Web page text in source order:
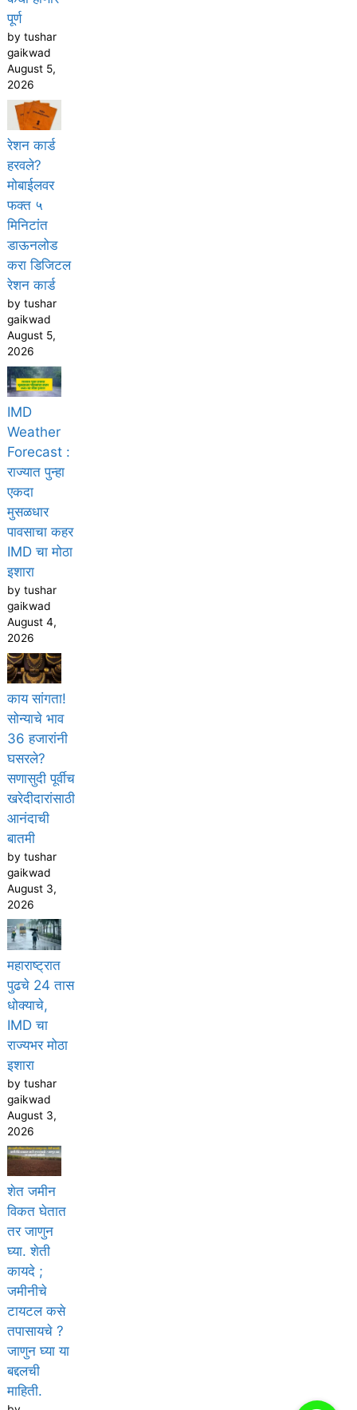
पूर्ण
by tushar
gaikwad
August 5,
2026
रेशन कार्ड
हरवले?
मोबाईलवर
फक्त ५
मिनिटांत
डाऊनलोड
करा डिजिटल
रेशन कार्ड
by tushar
gaikwad
August 5,
2026
IMD
Weather
Forecast :
राज्यात पुन्हा
एकदा
मुसळधार
पावसाचा कहर
IMD चा मोठा
इशारा
by tushar
gaikwad
August 4,
2026
काय सांगता!
सोन्याचे भाव
36 हजारांनी
घसरले?
सणासुदी पूर्वीच
खरेदीदारांसाठी
आनंदाची
बातमी
by tushar
gaikwad
August 3,
2026
महाराष्ट्रात
पुढचे 24 तास
धोक्याचे,
IMD चा
राज्यभर मोठा
इशारा
by tushar
gaikwad
August 3,
2026
शेत जमीन
विकत घेतात
तर जाणुन
घ्या. शेती
कायदे ;
जमीनीचे
टायटल कसे
तपासायचे ?
जाणुन घ्या या
बद्दलची
माहिती.